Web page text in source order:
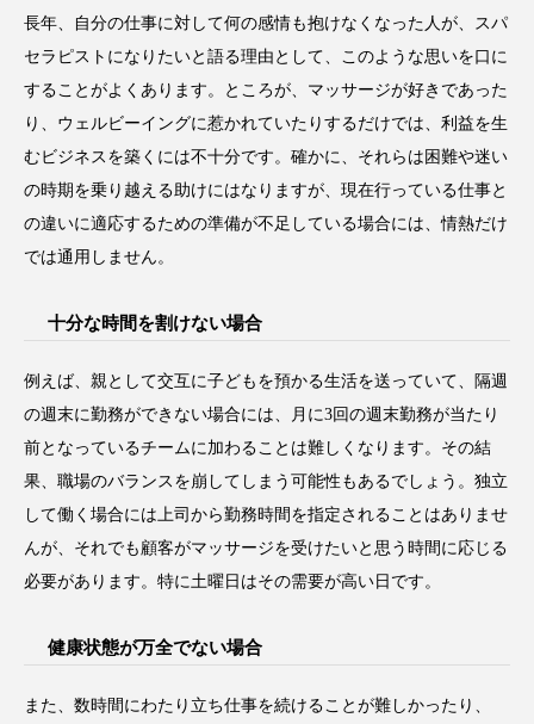
ナイトプロテイン ナイトルーティン 金木犀
パーソナライズ バーチャルメイク
バイオミメティクス
バクチオール バリア機能
ハロウィン後スキンケア
ハロウィン翌日 肌リセット ヒアルロン酸
ファスティング フィトレチノール
長年、自分の仕事に対して何の感情も抱けなくなった人が、スパ
セラピストになりたいと語る理由として、このような思いを口に
することがよくあります。ところが、マッサージが好きであった
り、ウェルビーイングに惹かれていたりするだけでは、利益を生
むビジネスを築くには不十分です。確かに、それらは困難や迷い
の時期を乗り越える助けにはなりますが、現在行っている仕事と
の違いに適応するための準備が不足している場合には、情熱だけ
では通用しません。
十分な時間を割けない場合
例えば、親として交互に子どもを預かる生活を送っていて、隔週
の週末に勤務ができない場合には、月に3回の週末勤務が当たり
前となっているチームに加わることは難しくなります。その結
果、職場のバランスを崩してしまう可能性もあるでしょう。独立
して働く場合には上司から勤務時間を指定されることはありませ
んが、それでも顧客がマッサージを受けたいと思う時間に応じる
必要があります。特に土曜日はその需要が高い日です。
健康状態が万全でない場合
また、数時間にわたり立ち仕事を続けることが難しかったり、